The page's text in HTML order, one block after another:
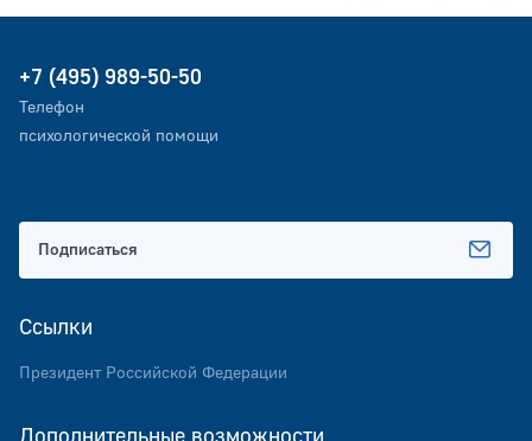
+7 (495) 989-50-50
Телефон
психологической помощи
Ссылки
Президент Российской Федерации
Подписаться